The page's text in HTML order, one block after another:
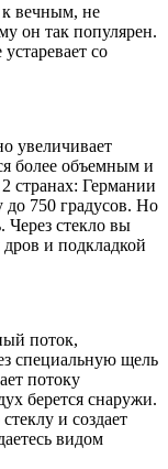
к вечным, не
он так популярен.
со
увеличивает
более объемным и
странах: Германии
750 градусов. Но
Через стекло вы
и подкладкой
поток,
специальную щель
потоку
берется снаружи.
и создает
видом